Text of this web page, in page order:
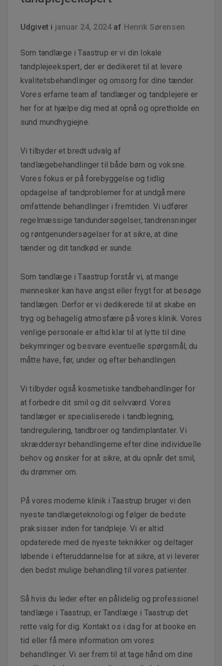
Udgivet i januar 24, 2024af Henrik Sørensen
Som tandlæge i Taastrup er vi din lokale
tandplejeekspert, der er dedikeret til at levere
kvalitetsbehandlinger og omsorg for dine tænder.
Vores erfarne team af tandlæger og tandplejere er
her for at hjælpe dig med at opnå og opretholde en
sund mundhygiejne.
Vi tilbyder et bredt udvalg af
tandlægebehandlinger til både børn og voksne.
Vores fokus er på forebyggelse og tidlig
opdagelse af tandproblemer for at undgå mere
omfattende behandlinger i fremtiden. Vi udfører
regelmæssige tandundersøgelser, tandrensninger
og røntgenundersøgelser for at sikre, at dine
tænder og dit tandkød er sunde.
Som tandlæge i Taastrup forstår vi, at mange
mennesker kan have angst eller frygt for at besøge
tandlægen. Derfor er vi dedikerede til at skabe en
tryg og behagelig atmosfære på vores klinik. Vores
venlige personale er altid klar til at lytte til dine
bekymringer og besvare eventuelle spørgsmål, du
måtte have, før, under og efter behandlingen.
Vi tilbyder også kosmetiske tandbehandlinger for
at forbedre dit smil og dit selvværd. Vores
tandlæger er specialiserede i tandblegning,
tandregulering, tandbroer og tandimplantater. Vi
skræddersyr behandlingerne efter dine individuelle
behov og ønsker for at sikre, at du opnår det smil,
du drømmer om.
På vores moderne klinik i Taastrup bruger vi den
nyeste tandlægeteknologi og følger de bedste
praksisser inden for tandpleje. Vi er altid
opdaterede med de nyeste teknikker og deltager
løbende i efteruddannelse for at sikre, at vi leverer
den bedst mulige behandling til vores patienter.
Så hvis du leder efter en pålidelig og professionel
tandlæge i Taastrup, er Tandlæge i Taastrup det
rette valg for dig. Kontakt os i dag for at booke en
tid eller få mere information om vores
behandlinger. Vi ser frem til at tage hånd om dine